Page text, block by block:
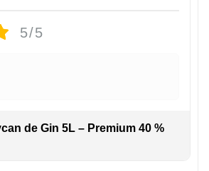
5/5
de Gin 5L – Premium 40 %